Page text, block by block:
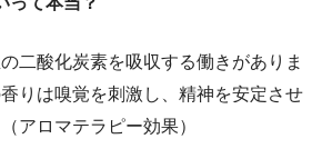
二酸化炭素を吸収する働きがありま
りは嗅覚を刺激し、精神を安定させ
アロマテラピー効果）